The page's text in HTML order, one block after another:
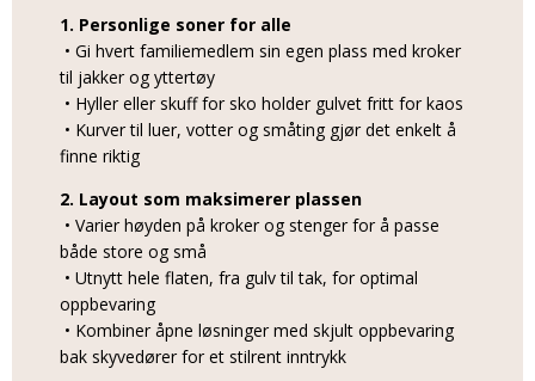
1. Personlige soner for alle
• Gi hvert familiemedlem sin egen plass med kroker
til jakker og yttertøy
• Hyller eller skuff for sko holder gulvet fritt for kaos
• Kurver til luer, votter og småting gjør det enkelt å
finne riktig
2. Layout som maksimerer plassen
• Varier høyden på kroker og stenger for å passe
både store og små
• Utnytt hele flaten, fra gulv til tak, for optimal
oppbevaring
• Kombiner åpne løsninger med skjult oppbevaring
bak skyvedører for et stilrent inntrykk